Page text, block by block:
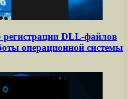
DLL-файлов
операционной системы